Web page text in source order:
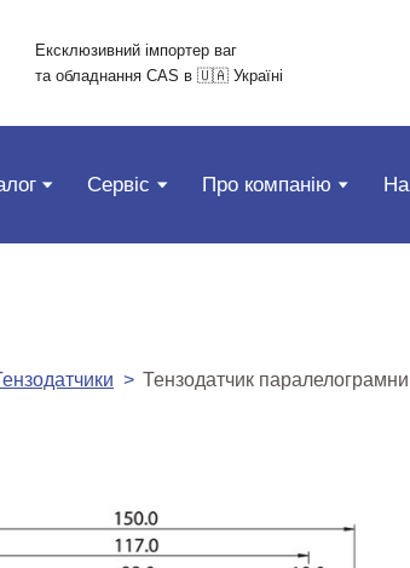
Ексклюзивний імпортер ваг
та обладнання CAS в 🇺🇦 Україні
Сервіс Про компанію
Тензодатчик